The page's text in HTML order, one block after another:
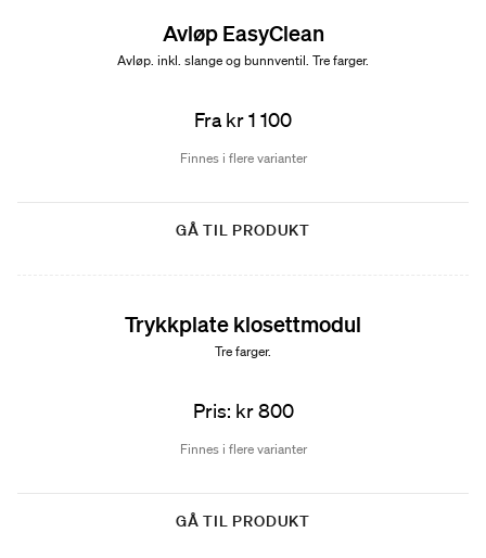
Avløp EasyClean
Avløp. inkl. slange og bunnventil. Tre farger.
Fra kr 1 100
Finnes i flere varianter
GÅ TIL PRODUKT
Trykkplate klosettmodul
Tre farger.
Pris: kr 800
Finnes i flere varianter
GÅ TIL PRODUKT